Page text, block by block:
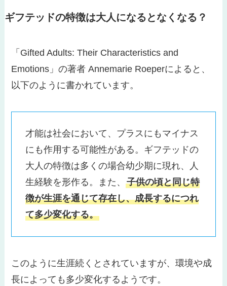
ギフテッドの特徴は大人になるとなくなる？
「Gifted Adults: Their Characteristics and
Emotions」の著者 Annemarie Roeperによると、
以下のように書かれています。
才能は社会において、プラスにもマイナス
にも作用する可能性がある。ギフテッドの
大人の特徴は多くの場合幼少期に現れ、人
生経験を形作る。また、子供の頃と同じ特
徴が生涯を通じて存在し、成長するにつれ
て多少変化する。
このように生涯続くとされていますが、環境や成
長によっても多少変化するようです。